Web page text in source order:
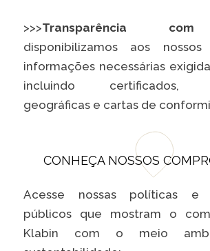
>>>Transparência
disponibilizamos aos
informações necessárias
incluindo certificados,
geográficas e cartas de
CONHEÇA NOSSOS
Acesse nossas políticas e
públicos que mostram o
Klabin com o meio